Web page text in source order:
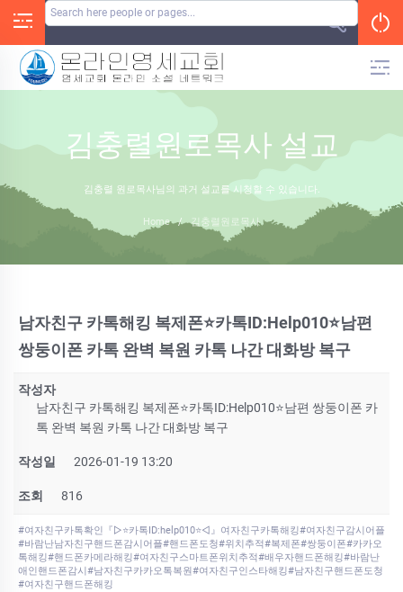
김충렬원로목사 설교
김충렬 원로목사님의 과거 설교를 시청할 수 있습니다.
Home / 김충렬원로목사
남자친구 카톡해킹 복제폰⭐카톡ID:Help010⭐남편
쌍둥이폰 카톡 완벽 복원 카톡 나간 대화방 복구
작성자
남자친구 카톡해킹 복제폰⭐카톡ID:Help010⭐남편 쌍둥이폰 카
톡 완벽 복원 카톡 나간 대화방 복구
작성일 2026-01-19 13:20
조회 816
#여자친구카톡확인『▷⭐카톡ID:help010⭐◁』여자친구카톡해킹#여자친구감시어플
#바람난남자친구핸드폰감시어플#핸드폰도청#위치추적#복제폰#쌍둥이폰#카카오
톡해킹#핸드폰카메라해킹#여자친구스마트폰위치추적#배우자핸드폰해킹#바람난
애인핸드폰감시#남자친구카카오톡복원#여자친구인스타해킹#남자친구핸드폰도청
#여자친구핸드폰해킹